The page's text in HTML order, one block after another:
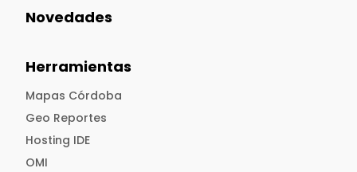
Novedades
Herramientas
Mapas Córdoba
Geo Reportes
Hosting IDE
OMI